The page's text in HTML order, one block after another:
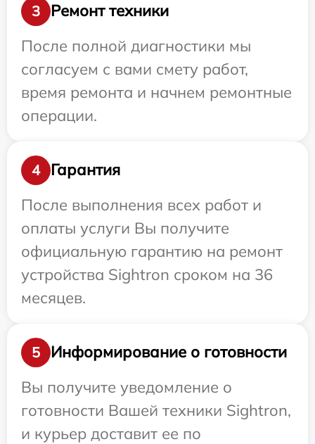
3
Ремонт техники
После полной диагностики мы
согласуем с вами смету работ,
время ремонта и начнем ремонтные
операции.
4
Гарантия
После выполнения всех работ и
оплаты услуги Вы получите
официальную гарантию на ремонт
устройства Sightron сроком на 36
месяцев.
5
Информирование о готовности
Вы получите уведомление о
готовности Вашей техники Sightron,
и курьер доставит ее по